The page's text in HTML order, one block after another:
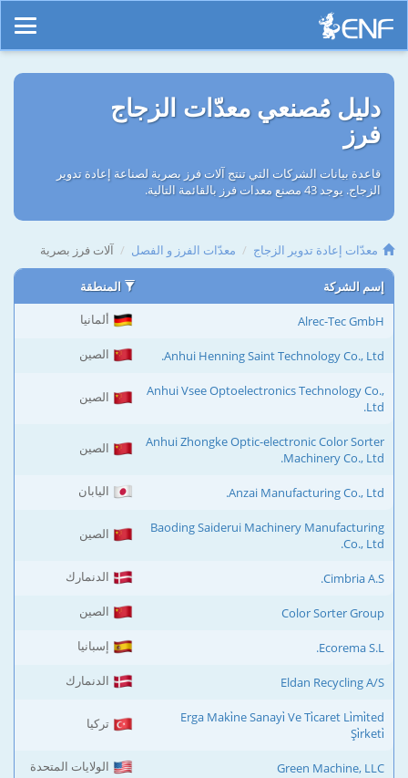
دليل مُصنعي معدّات الزجاج
فرز
قاعدة بيانات الشركات التي تنتج آلات فرز بصرية لصناعة إعادة تدوير
الزجاج. يوجد 43 مصنع معدات فرز بالقائمة التالية.
معدّات إعادة تدوير الزجاج معدّات الفرز و الفصل آلات فرز بصرية
إسم الشركة المنطقة
Alrec-Tec GmbH ألمانيا
Anhui Henning Saint Technology Co., Ltd. الصين
Anhui Vsee Optoelectronics Technology Co.,
Ltd.
الصين
Anhui Zhongke Optic-electronic Color Sorter
Machinery Co., Ltd.
الصين
Anzai Manufacturing Co., Ltd. اليابان
Baoding Saiderui Machinery Manufacturing
Co., Ltd.
الصين
Cimbria A.S. الدنمارك
Color Sorter Group الصين
Ecorema S.L. إسبانيا
Eldan Recycling A/S الدنمارك
Erga Maki̇ne Sanayi̇ Ve Ti̇caret Li̇mi̇ted
Şi̇rketi̇
تركيا
Green Machine, LLC الولايات المتحدة